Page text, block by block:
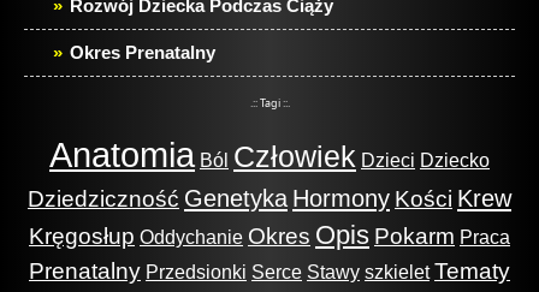
Rozwój Dziecka Podczas Ciąży
Okres Prenatalny
.:: Tagi ::.
Anatomia Ból Człowiek Dzieci Dziecko
Dziedziczność Genetyka Hormony Kości Krew
Kręgosłup Oddychanie Okres Opis Pokarm Praca
Prenatalny Przedsionki Serce Stawy szkielet Tematy